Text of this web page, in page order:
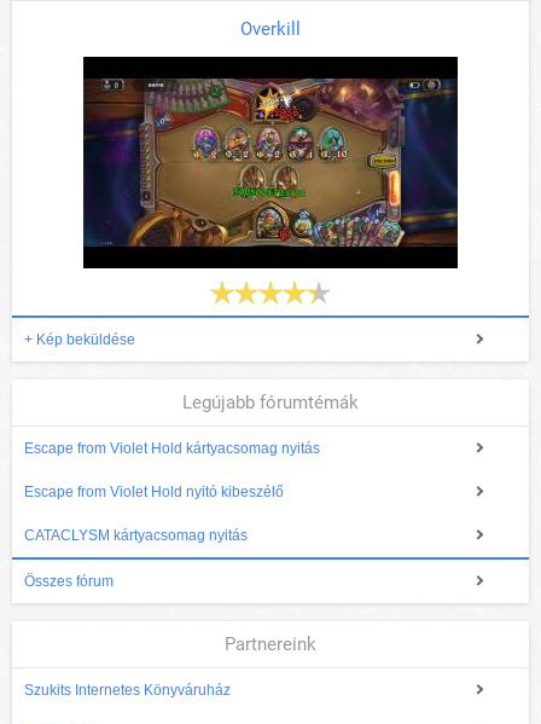
Overkill
+ Kép beküldése
Legújabb fórumtémák
Escape from Violet Hold kártyacsomag nyitás
Escape from Violet Hold nyitó kibeszélő
CATACLYSM kártyacsomag nyitás
Összes fórum
Partnereink
Szukits Internetes Könyváruház